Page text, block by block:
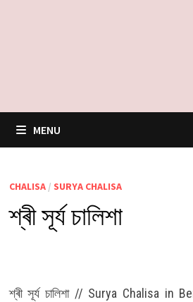
MENU
CHALISA/ SURYA CHALISA
শ্ৰী সূৰ্য চালিশা
শ্ৰী সূৰ্য চালিশা // Surya Chalisa in